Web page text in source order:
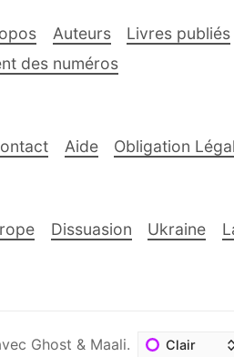
Auteurs Livres publiés
des numéros
Aide Obligation
Dissuasion Ukraine
Ghost & Maali.